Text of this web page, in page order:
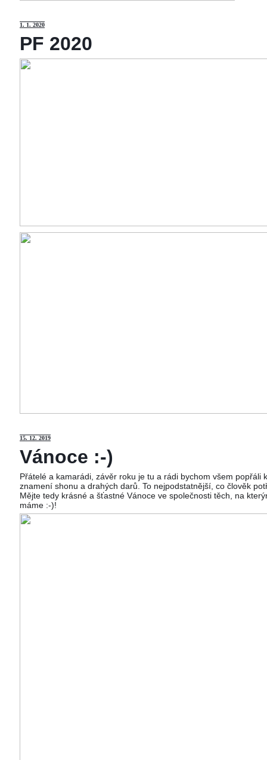
1. 1. 2020
PF 2020
15. 12. 2019
Vánoce :-)
Přátelé a kamarádi, závěr roku je tu a rádi bychom všem
znamení shonu a drahých darů. To nejpodstatnější, co člověk
Mějte tedy krásné a šťastné Vánoce ve společnosti těch, na
máme :-)!